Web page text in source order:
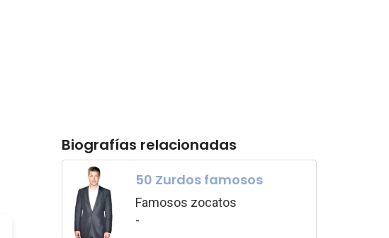
Biografías relacionadas
50 Zurdos famosos
Famosos zocatos
-